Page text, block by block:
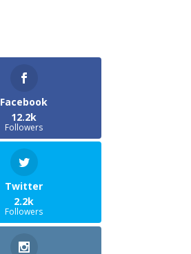
Facebook
12.2k
Followers
Twitter
2.2k
Followers